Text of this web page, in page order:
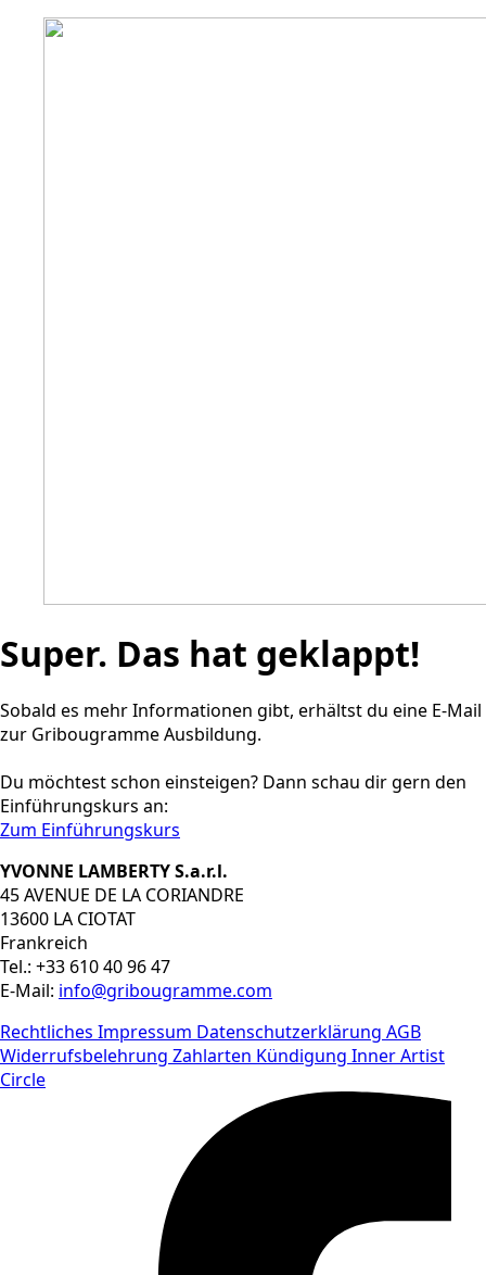
Super. Das hat geklappt!
Sobald es mehr Informationen gibt, erhältst du eine E-Mail
zur Gribougramme Ausbildung.
Du möchtest schon einsteigen? Dann schau dir gern den
Einführungskurs an:
Zum Einführungskurs
YVONNE LAMBERTY S.a.r.l.
45 AVENUE DE LA CORIANDRE
13600 LA CIOTAT
Frankreich
Tel.: +33 610 40 96 47
E-Mail: info@gribougramme.com
Rechtliches Impressum Datenschutzerklärung AGB
Widerrufsbelehrung Zahlarten Kündigung Inner Artist
Circle